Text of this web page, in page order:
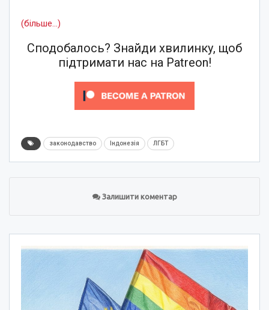
(більше…)
Сподобалось? Знайди хвилинку, щоб
підтримати нас на Patreon!
законодавство Індонезія ЛГБТ
Залишити коментар